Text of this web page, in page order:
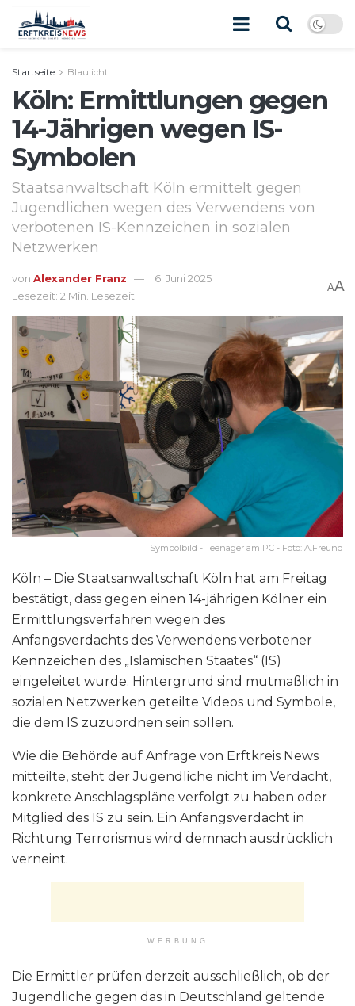
Startseite Blaulicht
Köln: Ermittlungen gegen
14-Jährigen wegen IS-
Symbolen
Staatsanwaltschaft Köln ermittelt gegen
Jugendlichen wegen des Verwendens von
verbotenen IS-Kennzeichen in sozialen
Netzwerken
von Alexander Franz
6. Juni 2025
Lesezeit: 2 Min. Lesezeit
AA
Symbolbild - Teenager am PC - Foto: A.Freund
Köln – Die Staatsanwaltschaft Köln hat am Freitag
bestätigt, dass gegen einen 14-jährigen Kölner ein
Ermittlungsverfahren wegen des
Anfangsverdachts des Verwendens verbotener
Kennzeichen des „Islamischen Staates“ (IS)
eingeleitet wurde. Hintergrund sind mutmaßlich in
sozialen Netzwerken geteilte Videos und Symbole,
die dem IS zuzuordnen sein sollen.
Wie die Behörde auf Anfrage von Erftkreis News
mitteilte, steht der Jugendliche nicht im Verdacht,
konkrete Anschlagspläne verfolgt zu haben oder
Mitglied des IS zu sein. Ein Anfangsverdacht in
Richtung Terrorismus wird demnach ausdrücklich
verneint.
WERBUNG
Die Ermittler prüfen derzeit ausschließlich, ob der
Jugendliche gegen das in Deutschland geltende